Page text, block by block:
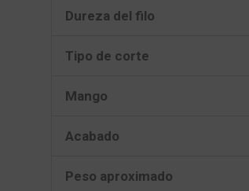
Dureza del filo
Tipo de corte
Mango
Acabado
Peso aproximado